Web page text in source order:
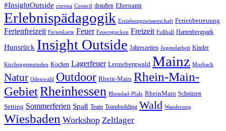
#InsightOutside corona Council draußen Ehrenamt
Erlebnispädagogik Erziehungswissenschaft Ferienbetreuung
Ferienfreizeit Ferienkarte Feuer Feuerspucken Freizeit Fußball Hartenbergpark
Hunsrück Insight Outside Jahreszeiten Jugendarbeit Kinder
Kirchengemeinden Kochen Lagerfeuer Lennebergwald Mainz Morbach
Natur Odenwald Outdoor Rhein-Main Rhein-Main-
GebietRheinhessen Rheinlad-Pfalz RheinMain Schnitzen
Setting Sommerferien Spaß Team Teambuilding Wald Wanderung
Wiesbaden Workshop Zeltlager